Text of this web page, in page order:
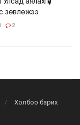
зөвлөжээ
2
Холбоо барих